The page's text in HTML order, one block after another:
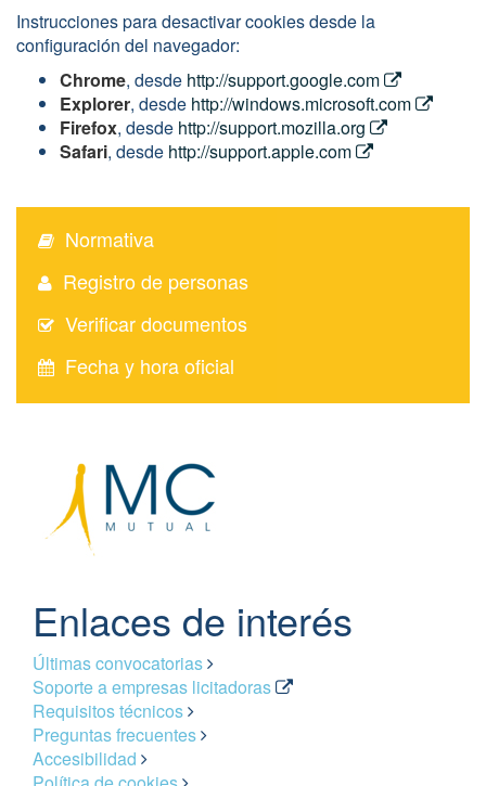
Instrucciones para desactivar cookies desde la
configuración del navegador:
Chrome, desde http://support.google.com
Explorer, desde http://windows.microsoft.com
Firefox, desde http://support.mozilla.org
Safari, desde http://support.apple.com
Normativa
Registro de personas
Verificar documentos
Fecha y hora oficial
Enlaces de interés
Últimas convocatorias
Soporte a empresas licitadoras
Requisitos técnicos
Preguntas frecuentes
Accesibilidad